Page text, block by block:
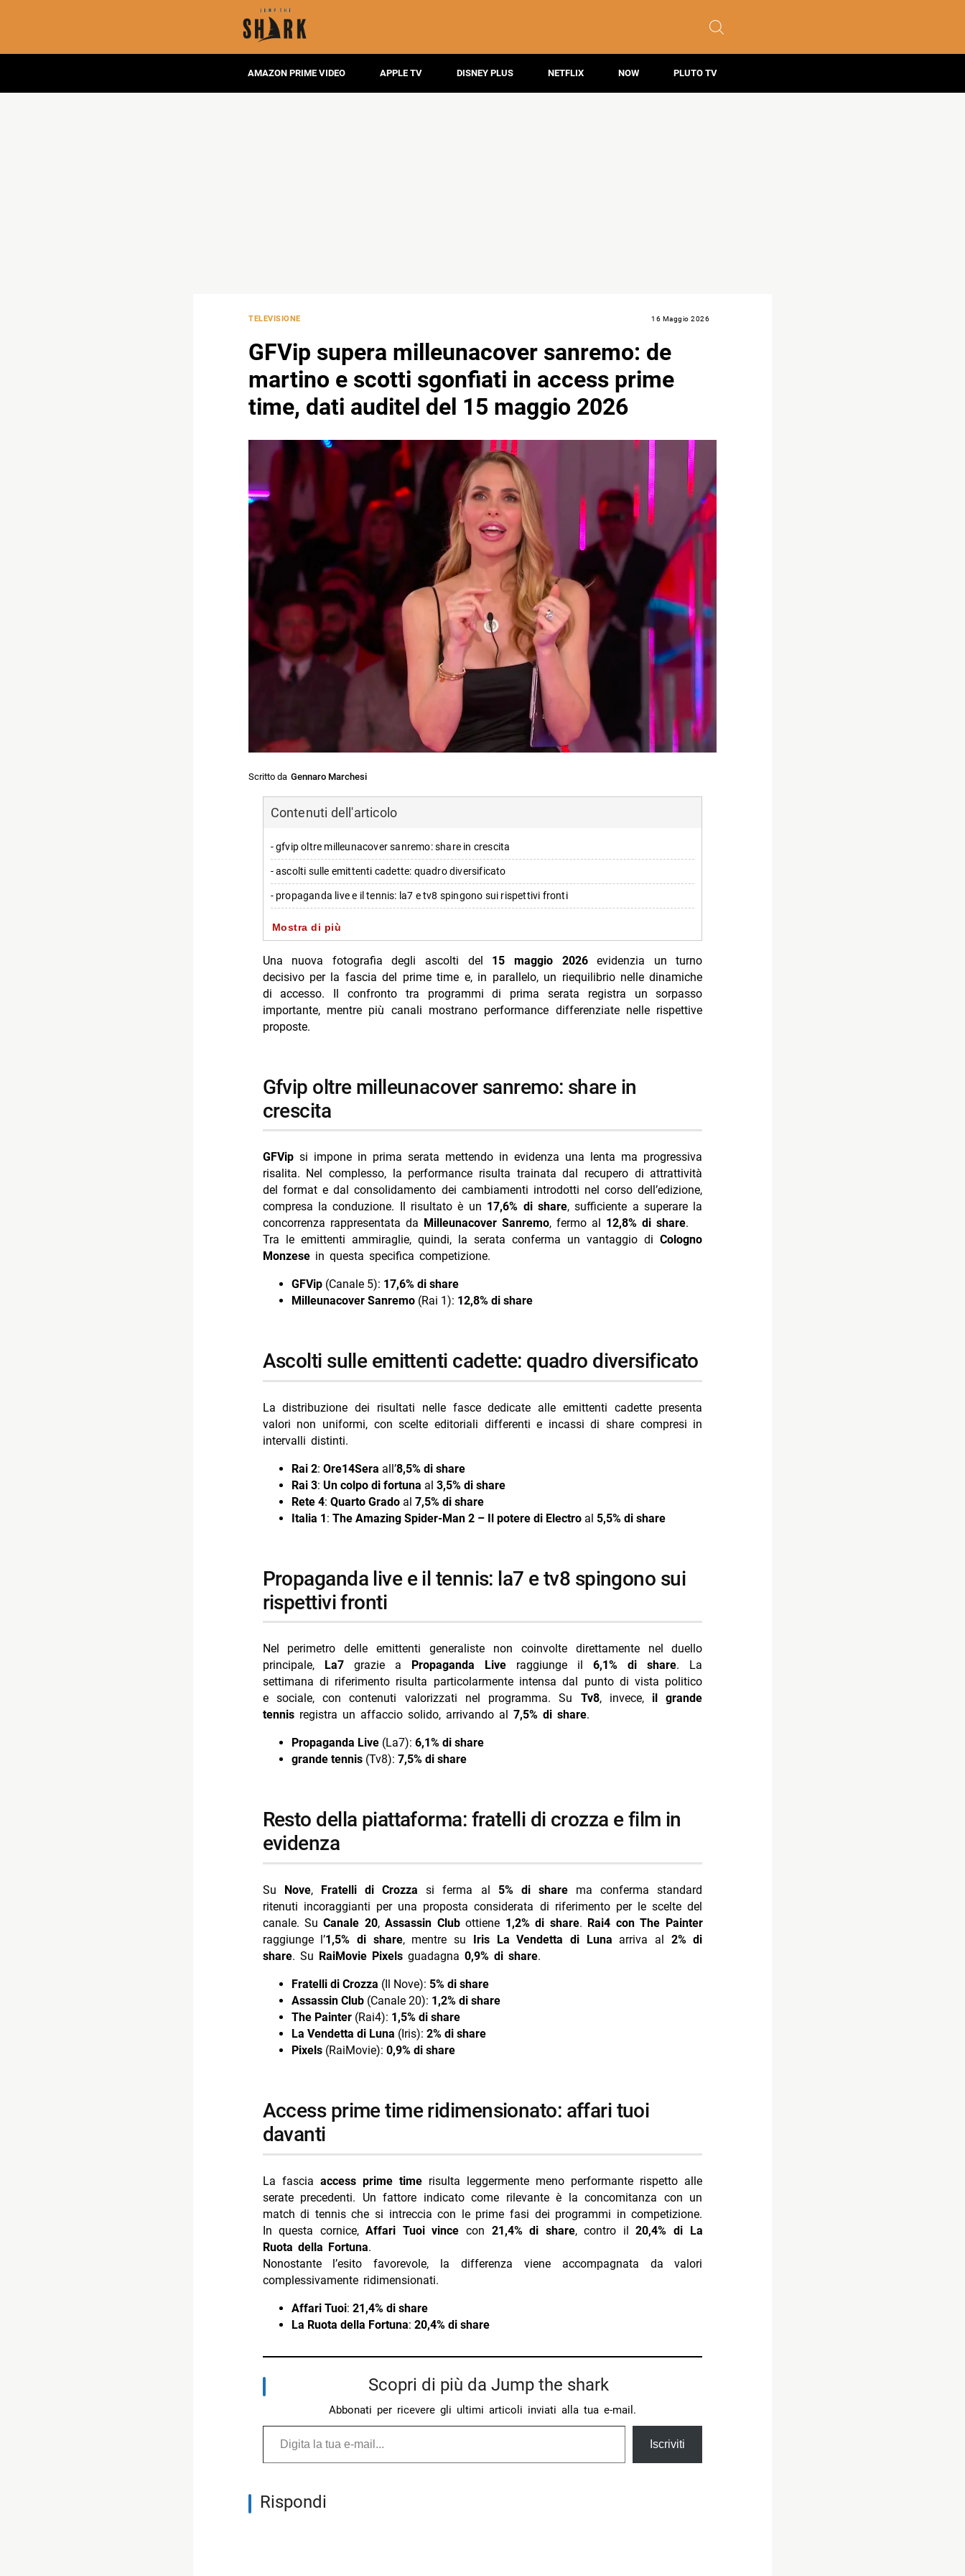
AMAZON PRIME VIDEO APPLE TV DISNEY PLUS NETFLIX NOW PLUTO TV
TELEVISIONE 16 Maggio 2026
GFVip supera milleunacover sanremo: de
martino e scotti sgonfiati in access prime
time, dati auditel del 15 maggio 2026
Scritto da Gennaro Marchesi
Contenuti dell'articolo
- gfvip oltre milleunacover sanremo: share in crescita
- ascolti sulle emittenti cadette: quadro diversificato
- propaganda live e il tennis: la7 e tv8 spingono sui rispettivi fronti
- resto della piattaforma: fratelli di crozza e film in evidenza
- access prime time ridimensionato: affari tuoi davanti
-- Scopri di più da Jump the shark
-- RispondiAnnulla risposta
- Filippo Bisciglia sogna un game show in studio
- Ascolti TV 5 agosto 2026 Oppenheimer vince prima serata
- Programmi TV oggi giovedì 6 agosto 2026 prima serata
Mostra di più
Una nuova fotografia degli ascolti del 15 maggio 2026evidenzia un turno
decisivo per la fascia del prime time e, in parallelo, un riequilibrio nelle dinamiche
di accesso. Il confronto tra programmi di prima serata registra un sorpasso
importante, mentre più canali mostrano performance differenziate nelle rispettive
proposte.
gfvip oltre milleunacover sanremo: share in
crescita
GFVipsi impone in prima serata mettendo in evidenza una lenta ma progressiva
risalita. Nel complesso, la performance risulta trainata dal recupero di attrattività
del format e dal consolidamento dei cambiamenti introdotti nel corso dell’edizione,
compresa la conduzione. Il risultato è un 17,6% di share, sufficiente a superare la
concorrenza rappresentata da Milleunacover Sanremo, fermo al 12,8% di share.
Tra le emittenti ammiraglie, quindi, la serata conferma un vantaggio diCologno
Monzesein questa specifica competizione.
GFVip(Canale 5): 17,6% di share
Milleunacover Sanremo(Rai 1): 12,8% di share
ascolti sulle emittenti cadette: quadro diversificato
La distribuzione dei risultati nelle fasce dedicate alle emittenti cadette presenta
valori non uniformi, con scelte editoriali differenti e incassi di share compresi in
intervalli distinti.
Rai 2: Ore14Sera all’8,5% di share
Rai 3: Un colpo di fortuna al 3,5% di share
Rete 4: Quarto Gradoal 7,5% di share
Italia 1: The Amazing Spider-Man 2 – Il potere di Electroal 5,5% di share
propaganda live e il tennis: la7 e tv8 spingono sui
rispettivi fronti
Nel perimetro delle emittenti generaliste non coinvolte direttamente nel duello
principale,
La7grazie a Propaganda Liveraggiunge il6,1% di share. La
settimana di riferimento risulta particolarmente intensa dal punto di vista politico
e sociale, con contenuti valorizzati nel programma. Su Tv8, invece, il grande
tennisregistra un affaccio solido, arrivando al 7,5% di share.
Propaganda Live(La7): 6,1% di share
grande tennis(Tv8): 7,5% di share
resto della piattaforma: fratelli di crozza e film in
evidenza
Su Nove, Fratelli di Crozza si ferma al 5% di share ma conferma standard
ritenuti incoraggianti per una proposta considerata di riferimento per le scelte del
canale. SuCanale 20,Assassin Clubottiene 1,2% di share. Rai4 con The Painter
raggiunge l’1,5% di share, mentre su Iris La Vendetta di Luna arriva al 2% di
share. Su RaiMovie Pixelsguadagna 0,9% di share.
Fratelli di Crozza (Il Nove): 5% di share
Assassin Club(Canale 20): 1,2% di share
The Painter(Rai4): 1,5% di share
La Vendetta di Luna (Iris): 2% di share
Pixels(RaiMovie): 0,9% di share
access prime time ridimensionato: affari tuoi
davanti
La fascia access prime timerisulta leggermente meno performante rispetto alle
serate precedenti. Un fattore indicato come rilevante è la concomitanza con un
match di tennis che si intreccia con le prime fasi dei programmi in competizione.
In questa cornice,Affari Tuoi vince con 21,4% di share, contro il20,4% di La
Ruota della Fortuna.
Nonostante l’esito favorevole, la differenza viene accompagnata da valori
complessivamente ridimensionati.
Affari Tuoi: 21,4% di share
La Ruota della Fortuna: 20,4% di share
Scopri di più da Jump the shark
Abbonati per ricevere gli ultimi articoli inviati alla tua e-mail.
Digita la tua e-mail...
Iscriviti
Rispondi